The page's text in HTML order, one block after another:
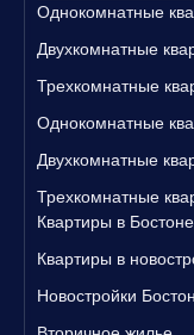
Однокомнатные
Двухкомнатные
Трехкомнатные
Однокомнатные
Двухкомнатные
Трехкомнатные
Квартиры в Бостоне
Квартиры в
Новостройки